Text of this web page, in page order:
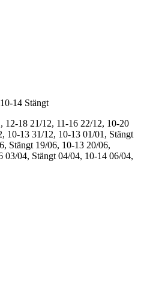
10-14 Stängt
12-18 21/12, 11-16 22/12, 10-20
10-13 31/12, 10-13 01/01, Stängt
Stängt 19/06, 10-13 20/06,
03/04, Stängt 04/04, 10-14 06/04,